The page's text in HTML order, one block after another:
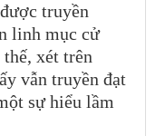
truyền
linh mục cử
xét trên
vẫn truyền đạt
sự hiểu lầm